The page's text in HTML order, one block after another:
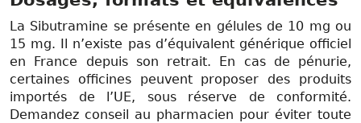
La Sibutramine se présente en gélules de 10 mg ou
15 mg. Il n’existe pas d’équivalent générique officiel
en France depuis son retrait. En cas de pénurie,
certaines officines peuvent proposer des produits
importés de l’UE, sous réserve de conformité.
Demandez conseil au pharmacien pour éviter toute